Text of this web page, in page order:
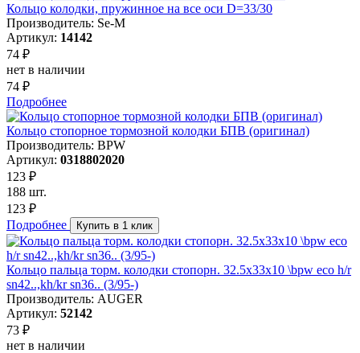
Кольцо колодки, пружинное на все оси D=33/30
Производитель: Se-M
Артикул: 14142
74 ₽
нет в наличии
74 ₽
Подробнее
Кольцо стопорное тормозной колодки БПВ (оригинал)
Производитель: BPW
Артикул: 0318802020
123 ₽
188 шт.
123 ₽
Подробнее
Купить в 1 клик
Кольцо пальца торм. колодки стопорн. 32.5x33x10 \bpw eco h/r
sn42..,kh/kr sn36.. (3/95-)
Производитель: AUGER
Артикул: 52142
73 ₽
нет в наличии